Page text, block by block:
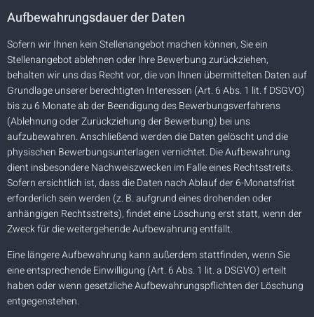
Aufbewahrungsdauer der Daten
Sofern wir Ihnen kein Stellenangebot machen können, Sie ein
Stellenangebot ablehnen oder Ihre Bewerbung zurückziehen,
behalten wir uns das Recht vor, die von Ihnen übermittelten Daten auf
Grundlage unserer berechtigten Interessen (Art. 6 Abs. 1 lit. f DSGVO)
bis zu 6 Monate ab der Beendigung des Bewerbungsverfahrens
(Ablehnung oder Zurückziehung der Bewerbung) bei uns
aufzubewahren. Anschließend werden die Daten gelöscht und die
physischen Bewerbungsunterlagen vernichtet. Die Aufbewahrung
dient insbesondere Nachweiszwecken im Falle eines Rechtsstreits.
Sofern ersichtlich ist, dass die Daten nach Ablauf der 6-Monatsfrist
erforderlich sein werden (z. B. aufgrund eines drohenden oder
anhängigen Rechtsstreits), findet eine Löschung erst statt, wenn der
Zweck für die weitergehende Aufbewahrung entfällt.
Eine längere Aufbewahrung kann außerdem stattfinden, wenn Sie
eine entsprechende Einwilligung (Art. 6 Abs. 1 lit. a DSGVO) erteilt
haben oder wenn gesetzliche Aufbewahrungspflichten der Löschung
entgegenstehen.